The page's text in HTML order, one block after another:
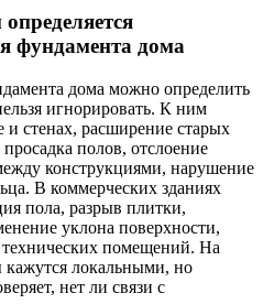
фундамента дома
дома можно определить
игнорировать. К ним
и стенах, расширение старых
полов, отслоение
конструкциями, нарушение
В коммерческих зданиях
пола, разрыв плитки,
уклона поверхности,
помещений. На
кажутся локальными, но
нет ли связи с